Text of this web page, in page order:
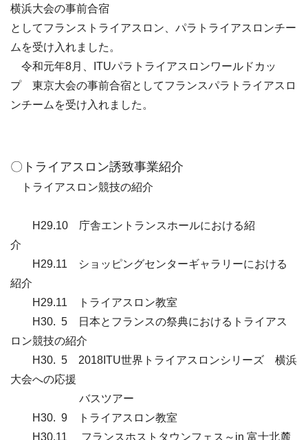
横浜大会の事前合宿
としてフランストライアスロン、パラトライアスロンチー
ムを受け入れました。
令和元年8月、ITUパラトライアスロンワールドカッ
プ 東京大会の事前合宿としてフランスパラトライアスロ
ンチームを受け入れました。
〇トライアスロン誘致事業紹介
トライアスロン競技の紹介
H29.10 庁舎エントランスホールにおける紹
介
H29.11 ショッピングセンターギャラリーにおける
紹介
H29.11 トライアスロン教室
H30. 5 日本とフランスの祭典におけるトライアス
ロン競技の紹介
H30. 5 2018ITU世界トライアスロンシリーズ 横浜
大会への応援
バスツアー
H30. 9 トライアスロン教室
H30.11 フランスホストタウンフェス～in 富士北麓